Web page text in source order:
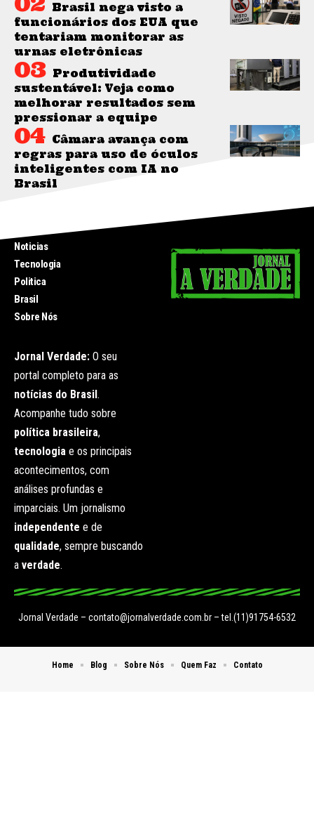
Brasil nega visto a
funcionários dos EUA que
tentariam monitorar as
urnas eletrônicas
Produtividade
sustentável: Veja como
melhorar resultados sem
pressionar a equipe
Câmara avança com
regras para uso de óculos
inteligentes com IA no
Brasil
Noticias
Tecnologia
Politica
Brasil
Sobre Nós
Jornal Verdade: O seu
portal completo para as
notícias do Brasil .
Acompanhe tudo sobre
política brasileira,
tecnologia e os principais
acontecimentos, com
análises profundas e
imparciais. Um jornalismo
independente e de
qualidade, sempre buscando
a verdade.
Jornal Verdade – contato@jornalverdade.com.br – tel.(11)91754-6532
Home Blog Sobre Nós Quem Faz Contato